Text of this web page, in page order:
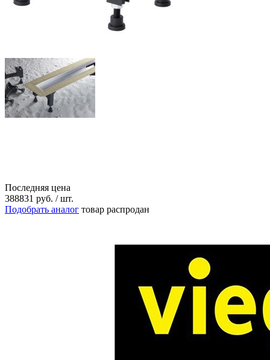
Последняя цена
388831 руб. / шт.
Подобрать аналог товар распродан